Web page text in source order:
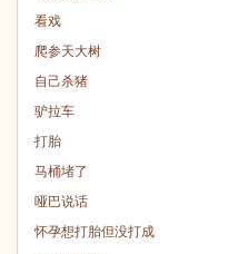
看戏
爬参天大树
自己杀猪
驴拉车
打胎
马桶堵了
哑巴说话
怀孕想打胎但没打成